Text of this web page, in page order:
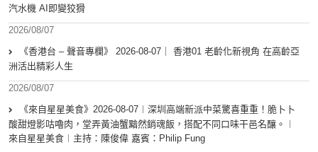
汽水機 AI即變狡猾
2026/08/07
《香港台 – 聲音專欄》 2026-08-07｜ 香港01 老齡化新視角 在高齡亞
洲活出精彩人生
2026/08/07
《來自星星美食》2026-08-07︱深圳高端新派中菜驚喜重重！脆卜卜
酸甜燈影咕嚕肉，堂弄黃油蟹黯然銷魂飯，搭配不同口味干邑名釀。︱
來自星星美食︱主持：陳俊偉 嘉賓：Philip Fung